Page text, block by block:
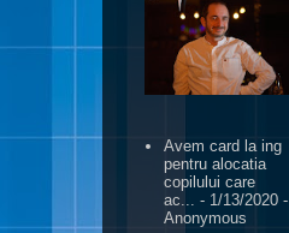
Avem card la ing
pentru alocatia
copilului care
ac... - 1/13/2020 -
Anonymous